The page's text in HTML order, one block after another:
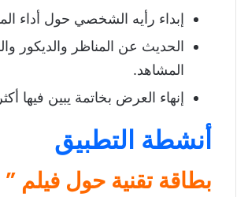
تحميل درس مهارة إعداد
إبداء رأيه الشخصي حول أداء
الحديث عن المناظر والديكور
المشاهد.
إنهاء العرض بخاتمة يبين فيها
أنشطة التطبيق
بطاقة تقنية حول فيلم ”